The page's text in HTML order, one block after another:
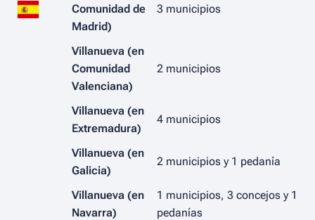
Comunidad de
Madrid)
3 municipios
Villanueva (en
Comunidad
Valenciana)
2 municipios
Villanueva (en
Extremadura)
4 municipios
Villanueva (en
Galicia)
2 municipios y 1 pedanía
Villanueva (en
Navarra)
1 municipios, 3 concejos y 1
pedanías